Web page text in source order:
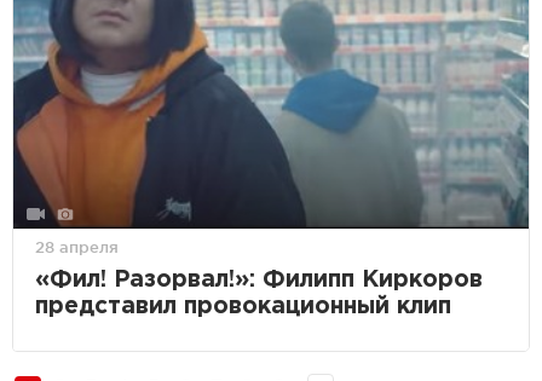
28 апреля
«Фил! Разорвал!»: Филипп Киркоров
представил провокационный клип